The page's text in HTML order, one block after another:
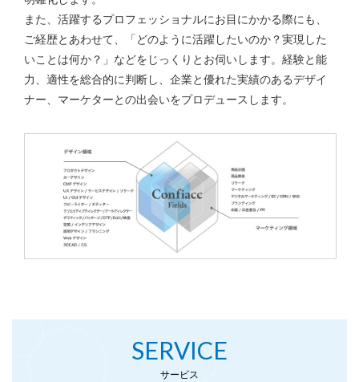
また、活躍するプロフェッショナルにお目にかかる際にも、
ご経歴とあわせて、
「どのように活躍したいのか？実現した
いことは何か？」などをじっくりとお伺いします。 経験と能
力、適性を総合的に判断し、企業と優れた実績のあるデザイ
ナー、マーケターとの出会いをプロデュースします。
SERVICE
サービス